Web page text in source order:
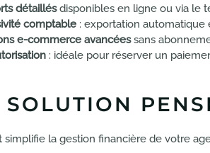
détaillésdisponibles en ligne ou via le
comptable : exportation
e-commerce avancéessans
: idéale pour réserver un
SOLUTION
simplifie la gestion financière de votre